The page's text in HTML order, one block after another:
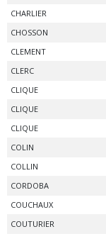
CHARLIER
CHOSSON
CLEMENT
CLERC
CLIQUE
CLIQUE
CLIQUE
COLIN
COLLIN
CORDOBA
COUCHAUX
COUTURIER